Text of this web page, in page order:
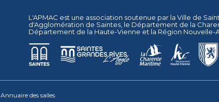
L'APMAC est une association soutenue par la Ville de
d'Agglomération de Saintes , le Département de la
Département de la Haute-Vienne et la Région Nouvelle-
Annuaire des salles